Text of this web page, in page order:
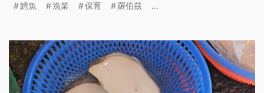
宣稱這些數據「不正確」。
鱈魚 漁業 保育 羅伯茲 ...